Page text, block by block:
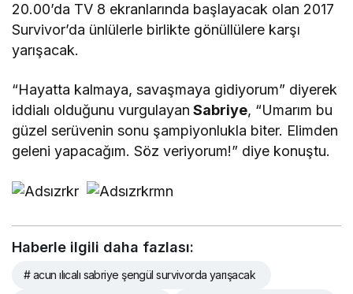
20.00’da TV 8 ekranlarında başlayacak olan 2017
Survivor’da ünlülerle birlikte gönüllülere karşı
yarışacak.
“Hayatta kalmaya, savaşmaya gidiyorum” diyerek
iddialı olduğunu vurgulayan Sabriye, “Umarım bu
güzel serüvenin sonu şampiyonlukla biter. Elimden
geleni yapacağım. Söz veriyorum!” diye konuştu.
Haberle ilgili daha fazlası:
# acun ılıcalı sabriye şengül survivorda yarışacak